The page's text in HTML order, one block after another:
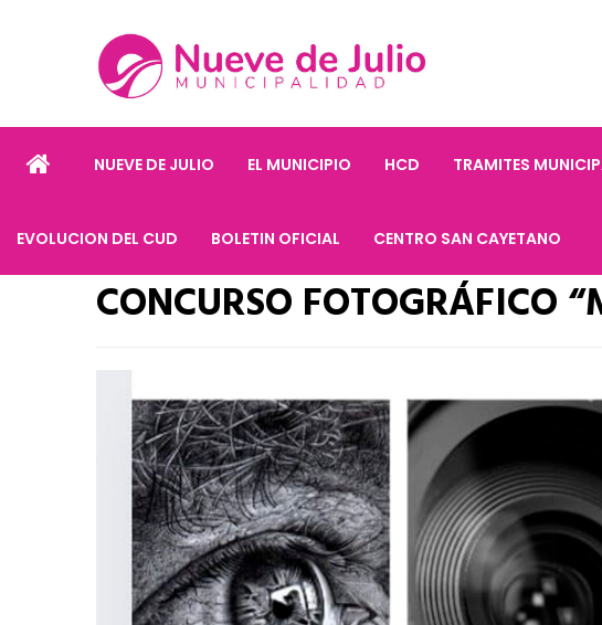
NUEVE DE JULIO EL MUNICIPIO HCD TRAMITES
EVOLUCION DEL CUD BOLETIN OFICIAL CENTRO SAN CAYETANO
CONCURSO FOTOGRÁFICO